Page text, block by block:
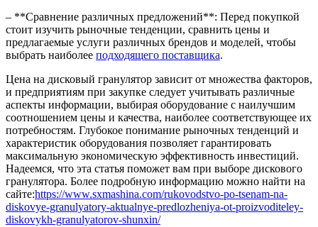
– **Сравнение различных предложений**: Перед покупкой
стоит изучить рыночные тенденции, сравнить цены и
предлагаемые услуги различных брендов и моделей, чтобы
выбрать наиболее подходящего поставщика.
Цена на дисковый гранулятор зависит от множества факторов,
и предприятиям при закупке следует учитывать различные
аспекты информации, выбирая оборудование с наилучшим
соотношением цены и качества, наиболее соответствующее их
потребностям. Глубокое понимание рыночных тенденций и
характеристик оборудования позволяет гарантировать
максимальную экономическую эффективность инвестиций.
Надеемся, что эта статья поможет вам при выборе дискового
гранулятора. Более подробную информацию можно найти на
сайте:https://www.sxmashina.com/rukovodstvo-po-tsenam-na-
diskovye-granulyatory-aktualnye-predlozheniya-ot-proizvoditeley-
diskovykh-granulyatorov-shunxin/